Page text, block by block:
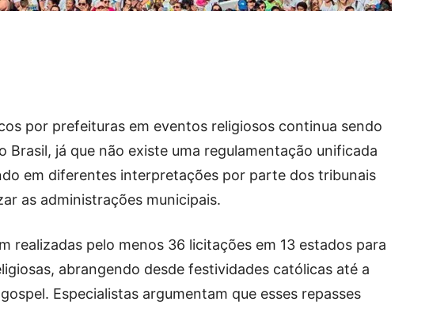
por prefeituras em eventos religiosos continua sendo
Brasil, já que não existe uma regulamentação unificada
em diferentes interpretações por parte dos tribunais
as administrações municipais.
realizadas pelo menos 36 licitações em 13 estados para
abrangendo desde festividades católicas até a
Especialistas argumentam que esses repasses